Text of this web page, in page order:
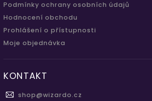
Podmínky ochrany osobních údajů
Hodnocení obchodu
Prohlášení o přístupnosti
Moje objednávka
KONTAKT
shop@wizardo.cz